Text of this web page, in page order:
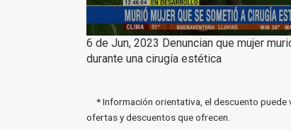
6 de Jun, 2023 Denuncian que mujer
durante una cirugía estética
* Información orientativa, el descuento
ofertas y descuentos que ofrecen.